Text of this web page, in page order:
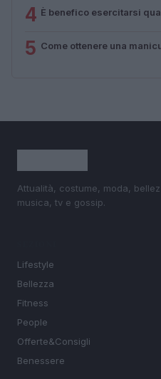
4 È benefico esercitarsi
5 Come ottenere una
Attualità, costume, moda,
musica, tv e gossip.
Lifestyle
Bellezza
Fitness
People
Offerte&Consigli
Benessere